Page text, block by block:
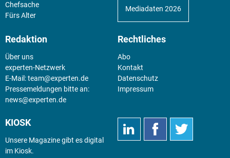
Chefsache
Fürs Alter
Mediadaten 2026
Redaktion
Über uns
experten-Netzwerk
E-Mail:team@experten.de
Pressemeldungen bitte an:
news@experten.de
Rechtliches
Abo
Kontakt
Datenschutz
Impressum
KIOSK
Unsere Magazine gibt es digital
im Kiosk.